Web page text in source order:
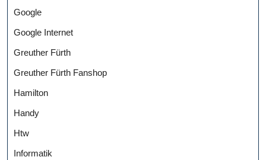
Google
Google Internet
Greuther Fürth
Greuther Fürth Fanshop
Hamilton
Handy
Htw
Informatik